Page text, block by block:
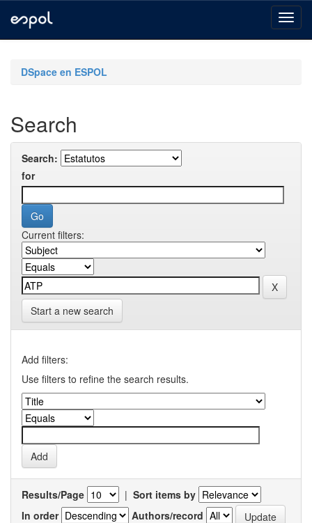
navigationDSpace en ESPOL
Search
Search:
for
Current filters:
Start a new search
Add filters:
Use filters to refine the search results.
Results/Page | Sort items by
In order
Authors/record